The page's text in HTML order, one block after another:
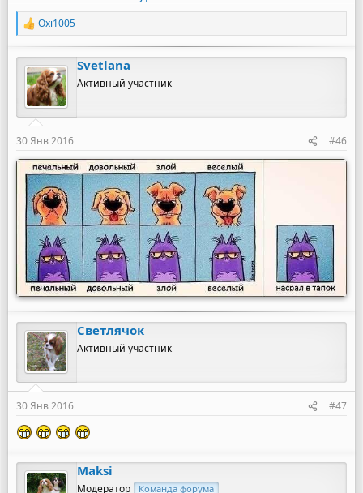
Р
а
к
ц
и
и
:
Oxi1005
Svetlana
Активный участник
30 Янв 2016 #46
Светлячок
Активный участник
30 Янв 2016 #47
Maksi
Модератор Команда форума